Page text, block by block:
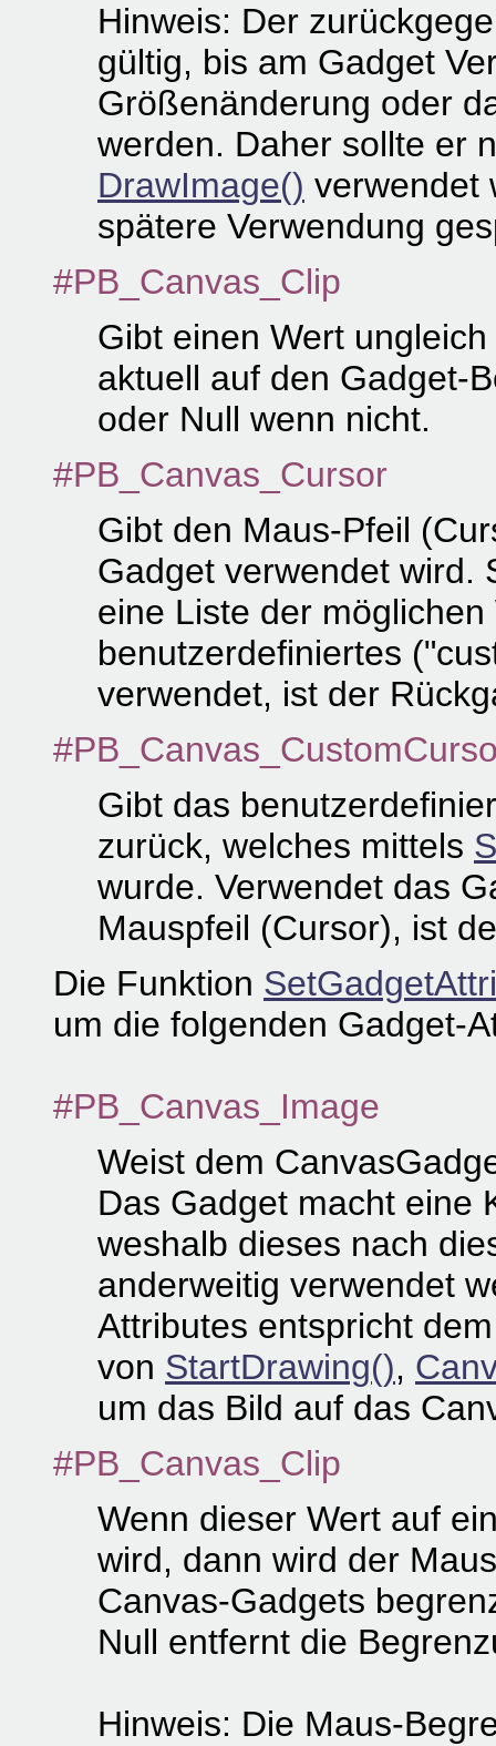
Hinweis: Der
gültig, bis am Gadget
Größenänderung oder
werden. Daher sollte er
DrawImage() verwendet
spätere Verwendung
#PB_Canvas_Clip
Gibt einen Wert
aktuell auf den Gadget-
oder Null wenn nicht.
#PB_Canvas_Cursor
Gibt den Maus-Pfeil
Gadget verwendet wird.
eine Liste der
benutzerdefiniertes
verwendet, ist der
Gibt das
zurück, welches mittels
wurde. Verwendet das
Mauspfeil (Cursor), ist
Die Funktion
um die folgenden Gadget-
#PB_Canvas_Image
Weist dem
Das Gadget macht eine
weshalb dieses nach
anderweitig verwendet
Attributes entspricht
von StartDrawing(),
um das Bild auf das
#PB_Canvas_Clip
Wenn dieser Wert auf
wird, dann wird der
Canvas-Gadgets
Null entfernt die
Hinweis: Die Maus-